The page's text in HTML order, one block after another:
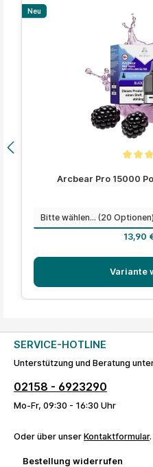
Neu
Arcbear Pro 15000
Geschmack
13,90
Variante
SERVICE-HOTLINE
Unterstützung und Beratung
02158 - 6923290
Mo-Fr, 09:30 - 16:30 Uhr
Oder über unser Kontaktformular.
Bestellung widerrufen